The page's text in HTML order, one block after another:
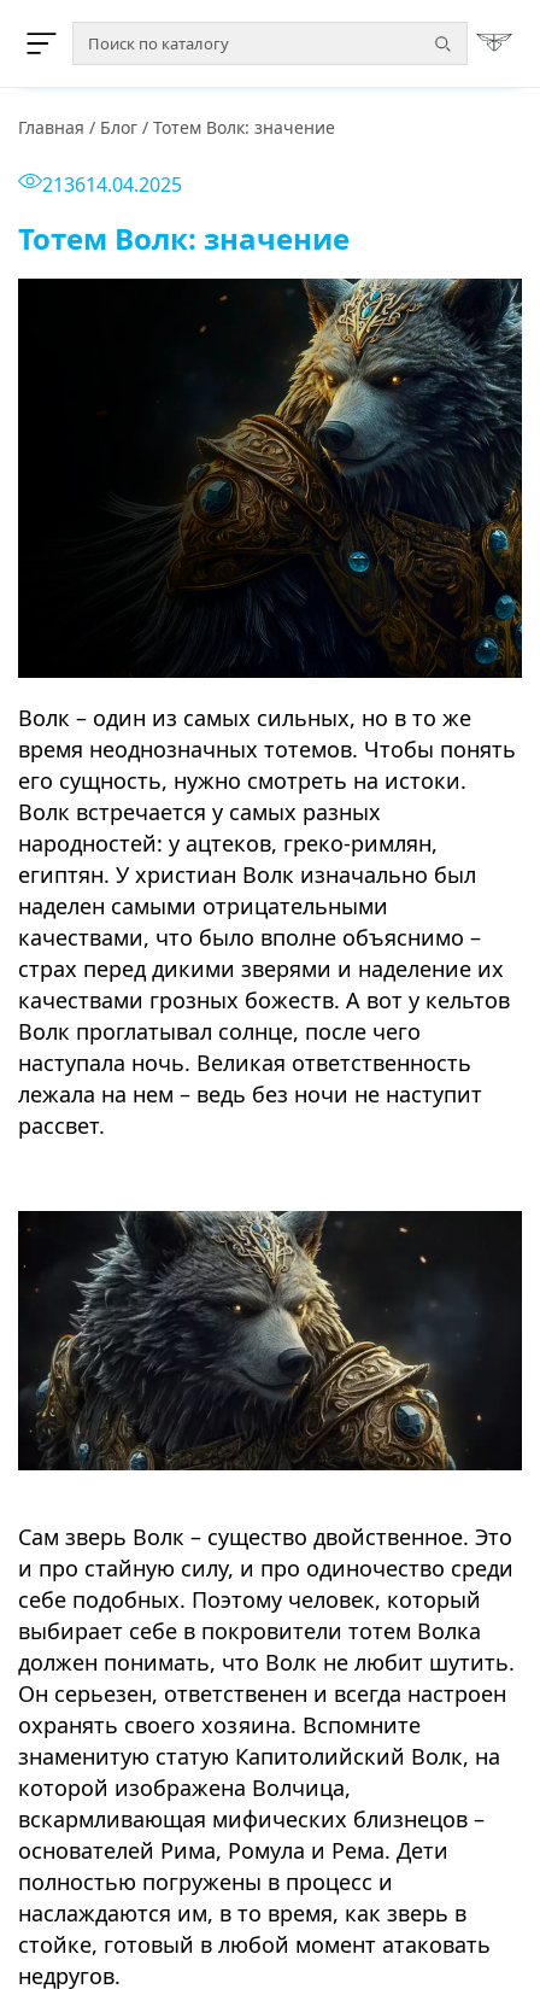
Главная / Блог / Тотем Волк: значение
213614.04.2025
Тотем Волк: значение
Волк – один из самых сильных, но в то же
время неоднозначных тотемов. Чтобы понять
его сущность, нужно смотреть на истоки.
Волк встречается у самых разных
народностей: у ацтеков, греко-римлян,
египтян. У христиан Волк изначально был
наделен самыми отрицательными
качествами, что было вполне объяснимо –
страх перед дикими зверями и наделение их
качествами грозных божеств. А вот у кельтов
Волк проглатывал солнце, после чего
наступала ночь. Великая ответственность
лежала на нем – ведь без ночи не наступит
рассвет.
Сам зверь Волк – существо двойственное. Это
и про стайную силу, и про одиночество среди
себе подобных. Поэтому человек, который
выбирает себе в покровители тотем Волка
должен понимать, что Волк не любит шутить.
Он серьезен, ответственен и всегда настроен
охранять своего хозяина. Вспомните
знаменитую статую Капитолийский Волк, на
которой изображена Волчица,
вскармливающая мифических близнецов –
основателей Рима, Ромула и Рема. Дети
полностью погружены в процесс и
наслаждаются им, в то время, как зверь в
стойке, готовый в любой момент атаковать
недругов.